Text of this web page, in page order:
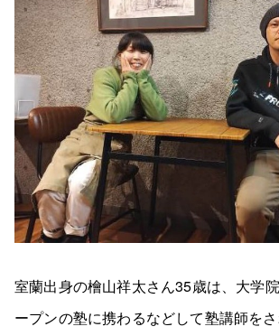
室蘭出身の檜山祥太さん35歳は、大学
ープンの塾に携わるなどして塾講師をさ